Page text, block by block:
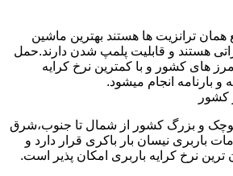
همان ترانزیت ها هستند بهترین ماشین
هستند و قابلیت پلمپ شدن دارند.حمل
مرز های کشور و با کمترین نرخ کرایه
و بارنامه انجام میشود.
کشور
و بزرگ کشور از شمال تا جنوب،شرق
باربری نیسان بار باکری قرار دارد و
ترین نرخ کرایه باربری امکان پذیر است.